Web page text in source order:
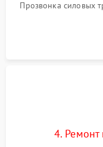
Прозвонка силовых
переключения и
4.